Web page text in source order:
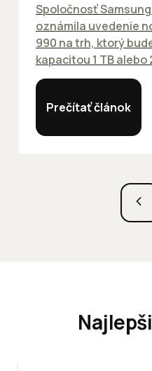
Spoločnosť
oznámila uvedenie
990 na trh, ktorý
kapacitou 1 TB alebo
Prečítať článok